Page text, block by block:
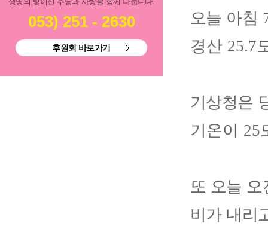
053) 251 - 2630
후원회 바로가기
오늘 아침
경산 25.7
기상청은
기온이 25
또 오늘
비가 내리